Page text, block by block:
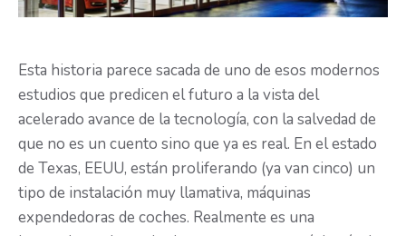
Esta historia parece sacada de uno de esos modernos
estudios que predicen el futuro a la vista del
acelerado avance de la tecnología, con la salvedad de
que no es un cuento sino que ya es real. En el estado
de Texas, EEUU, están proliferando (ya van cinco) un
tipo de instalación muy llamativa, máquinas
expendedoras de coches. Realmente es una